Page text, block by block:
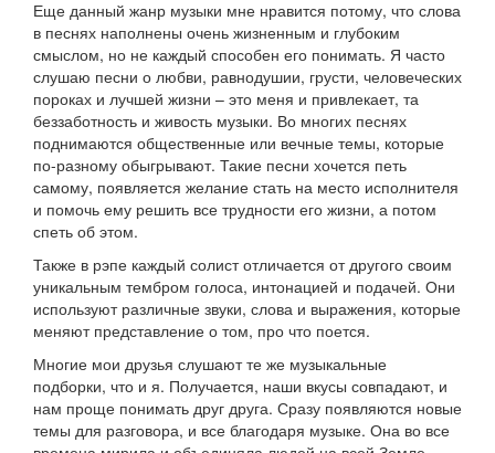
Еще данный жанр музыки мне нравится потому, что слова
в песнях наполнены очень жизненным и глубоким
смыслом, но не каждый способен его понимать. Я часто
слушаю песни о любви, равнодушии, грусти, человеческих
пороках и лучшей жизни – это меня и привлекает, та
беззаботность и живость музыки. Во многих песнях
поднимаются общественные или вечные темы, которые
по-разному обыгрывают. Такие песни хочется петь
самому, появляется желание стать на место исполнителя
и помочь ему решить все трудности его жизни, а потом
спеть об этом.
Также в рэпе каждый солист отличается от другого своим
уникальным тембром голоса, интонацией и подачей. Они
используют различные звуки, слова и выражения, которые
меняют представление о том, про что поется.
Многие мои друзья слушают те же музыкальные
подборки, что и я. Получается, наши вкусы совпадают, и
нам проще понимать друг друга. Сразу появляются новые
темы для разговора, и все благодаря музыке. Она во все